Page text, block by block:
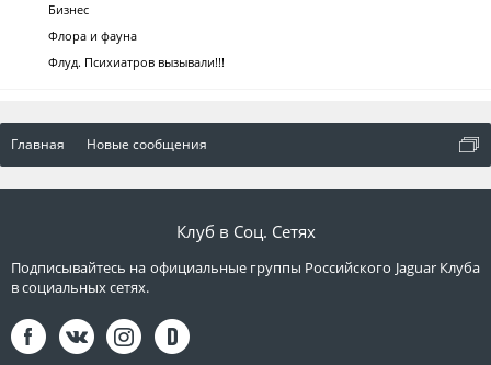
Бизнес
Флора и фауна
Флуд. Психиатров вызывали!!!
Главная Новые сообщения
Клуб в Соц. Сетях
Подписывайтесь на официальные группы Российского Jaguar Клуба
в социальных сетях.